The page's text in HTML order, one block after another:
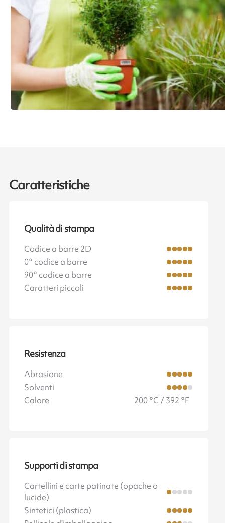
Caratteristiche
Qualità di stampa
Codice a barre 2D
0° codice a barre
90° codice a barre
Caratteri piccoli
Resistenza
Abrasione
Solventi
Calore
200 °C / 392 °F
Supporti di stampa
Cartellini e carte patinate (opache o
lucide)
Sintetici (plastica)